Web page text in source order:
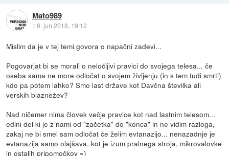
Mato989
::6. jun 2018, 19:12
Mislim da je v tej temi govora o napačni zadevi...
Pogovarjat bi se morali o neločljivi pravici do svojega telesa... če
oseba sama ne more odločat o svojem življenju (in s tem tudi smrti)
kdo pa potem lahko? Smo last države kot Davčna številka ali
verskih blaznežev?
Nad ničemer nima človek večje pravice kot nad lastnim telesom...
edini del ki je z nami od "začetka" do "konca" in ne vidim razloga,
zakaj ne bi smel sam odločat če želim evtanazijo... nenazadnje je
evtanazija samo olajšava, kot je izum pralnega stroja, mikrovalovke
in ostalih pripomočkov =)